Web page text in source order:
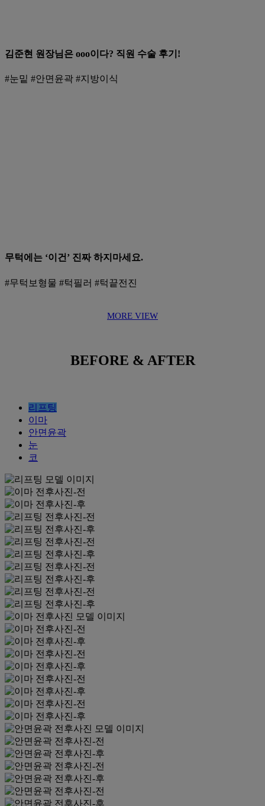
김준현 원장님은 ooo이다? 직원 수술 후기!
#눈밑 #안면윤곽 #지방이식
무턱에는 ‘이건’ 진짜 하지마세요.
#무턱보형물 #턱필러 #턱끝전진
MORE VIEW
BEFORE & AFTER
리프팅
이마
안면윤곽
눈
코